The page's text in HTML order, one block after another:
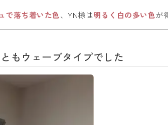
で落ち着いた色、YN様は明るく白の多い色が
もウェーブタイプでした